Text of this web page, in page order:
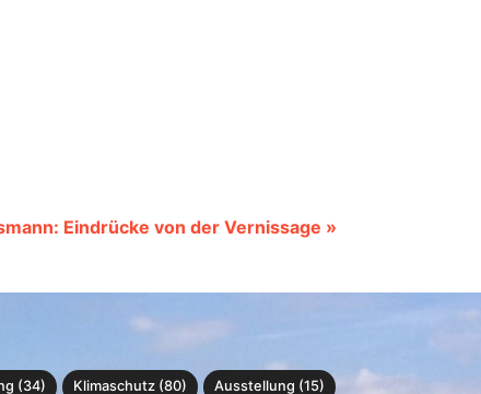
Eindrücke von der Vernissage »
(34) Klimaschutz (80) Ausstellung (15)